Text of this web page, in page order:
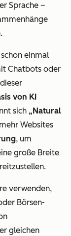
Sprache –
einmal
Chatbots oder
von KI
sich „Natural
Websites
, um
große Breite
verwenden,
Börsen-
gleichen